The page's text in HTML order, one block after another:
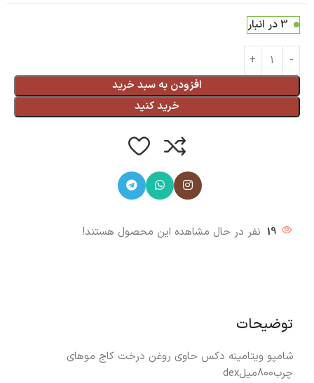
3 در انبار
افزودن به سبد خرید
خرید کنید
19 نفر در حال مشاهده این محصول هستند!
توضیحات
شامپو ویتامینه دکس حاوی روغن درخت کاج موهای
چرب800میلdex